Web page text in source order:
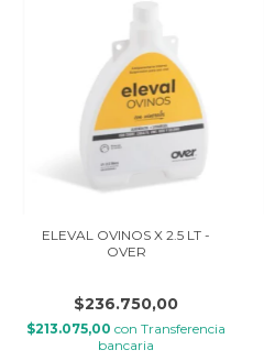
ELEVAL OVINOS X 2.5 LT -
OVER
$236.750,00
$213.075,00 con Transferencia
bancaria